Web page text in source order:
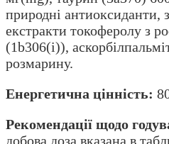
природні антиоксиданти,
екстракти токоферолу з
(1b306(i)),
розмарину.
Енергетична цінність:
Рекомендації щодо
добова доза вказана в